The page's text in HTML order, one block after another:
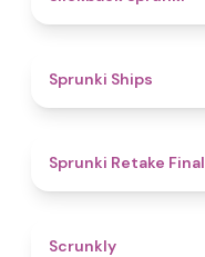
Sprunki Ships
Sprunki Retake Final
Scrunkly